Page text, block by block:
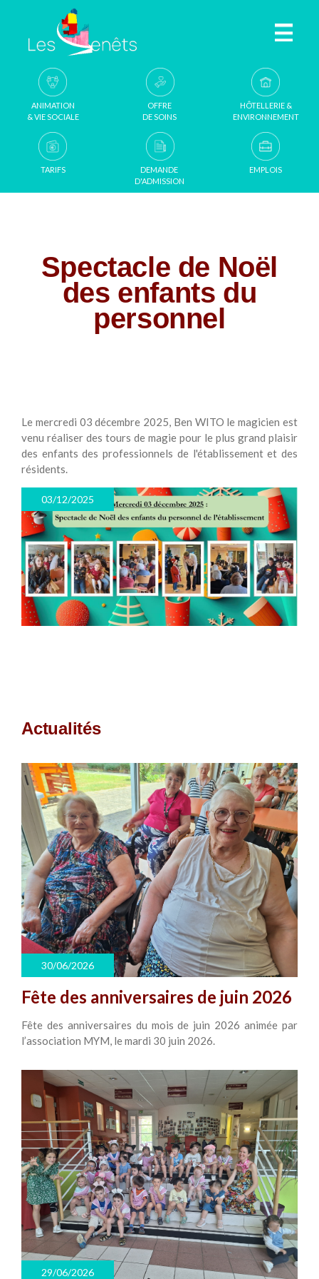
Aller au contenu principal
ANIMATION
& VIE SOCIALE
OFFRE
DE SOINS
HÔTELLERIE &
ENVIRONNEMENT
TARIFS
DEMANDE
D'ADMISSION
EMPLOIS
Spectacle de Noël
des enfants du
personnel
Le mercredi 03 décembre 2025, Ben WITO le magicien est
venu réaliser des tours de magie pour le plus grand plaisir
des enfants des professionnels de l'établissement et des
résidents.
03/12/2025
Actualités
30/06/2026
Fête des anniversaires de juin 2026
Fête des anniversaires du mois de juin 2026 animée par
l’association MYM, le mardi 30 juin 2026.
29/06/2026